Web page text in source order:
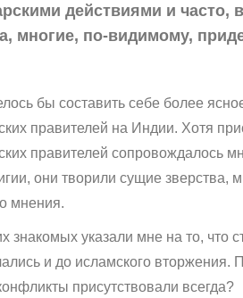
действиями и часто,
многие, по-видимому,
бы составить себе более
правителей на Индии. Хотя
правителей сопровождалось
они творили сущие зверства,
мнения.
знакомых указали мне на то, что
и до исламского вторжения.
присутствовали всегда?